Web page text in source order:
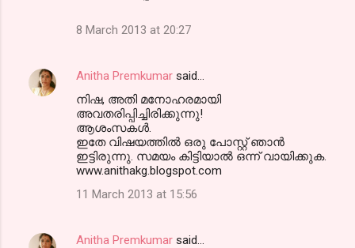
8 March 2013 at 20:27
Anitha Premkumar said…
നിഷ, അതി മനോഹരമായി
അവതരിപ്പിച്ചിരിക്കുന്നു!
ആശംസകള്‍.
ഇതേ വിഷയത്തില്‍ ഒരു പോസ്റ്റ്‌ ഞാന്‍
ഇട്ടിരുന്നു. സമയം കിട്ടിയാല്‍ ഒന്ന് വായിക്കുക.
www.anithakg.blogspot.com
11 March 2013 at 15:56
Anitha Premkumar said…